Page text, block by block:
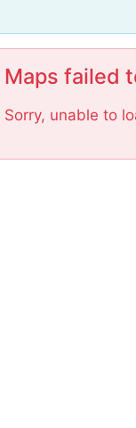
Maps failed
Sorry, unable to